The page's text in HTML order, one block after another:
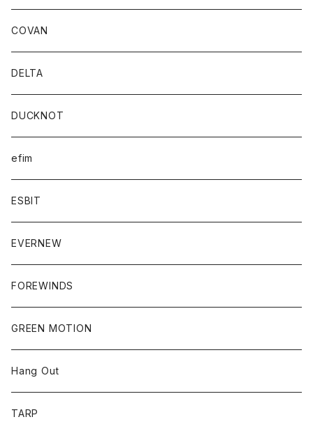
COVAN
DELTA
DUCKNOT
efim
ESBIT
EVERNEW
FOREWINDS
GREEN MOTION
Hang Out
TARP